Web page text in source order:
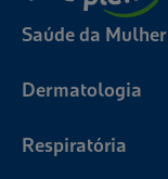
Saúde da Mulher
Dermatologia
Respiratória